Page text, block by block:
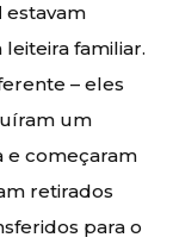
estavam
familiar.
– eles
um
e começaram
retirados
para o